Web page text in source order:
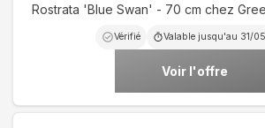
Rostrata 'Blue Swan' - 70 cm chez
Vérifié Valable jusqu'au 31/
Voir l'offre